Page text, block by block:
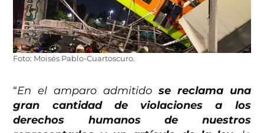
Foto: Moisés Pablo-Cuartoscuro.
“En el amparo admitido se reclama una
gran cantidad de violaciones a los
derechos humanos de nuestros